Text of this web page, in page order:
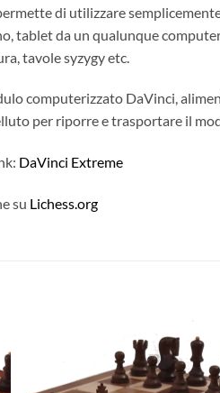
di utilizzare
tablet da un qualunque
tavole syzygy etc.
computerizzato DaVinci,
per riporre e trasportare il
DaVinci Extreme
su Lichess.org
alla